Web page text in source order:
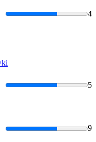
4
5
9